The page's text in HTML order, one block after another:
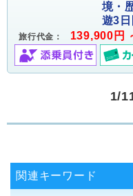
境・
遊3日
旅行代金： 139,900円
1/
関連キーワード